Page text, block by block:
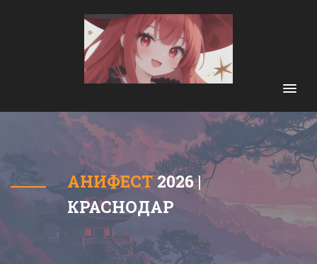
АНИФЕСТ2026 |
КРАСНОДАР